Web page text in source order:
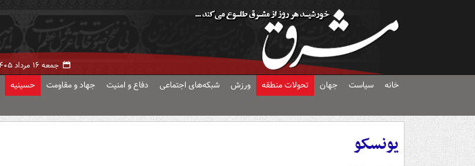
جمعه ۱۶ مرداد ۱۴۰۵ -
خانه سیاست جهان تحولات منطقه ورزش شبکه‌های اجتماعی دفاع و امنیت جهاد و مقاومت حسینیه
یونسکو